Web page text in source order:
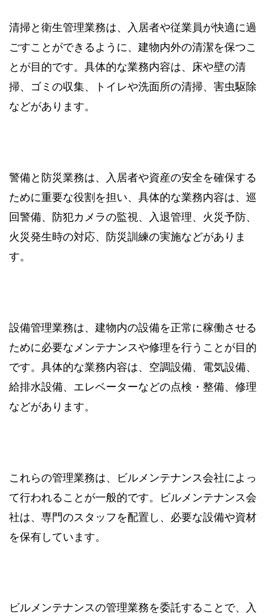
清掃と衛生管理業務は、入居者や従業員が快適に過
ごすことができるように、建物内外の清潔を保つこ
とが目的です。具体的な業務内容は、床や壁の清
掃、ゴミの収集、トイレや洗面所の清掃、害虫駆除
などがあります。
警備と防災業務は、入居者や資産の安全を確保する
ために重要な役割を担い、具体的な業務内容は、巡
回警備、防犯カメラの監視、入退管理、火災予防、
火災発生時の対応、防災訓練の実施などがありま
す。
設備管理業務は、建物内の設備を正常に稼働させる
ために必要なメンテナンスや修理を行うことが目的
です。具体的な業務内容は、空調設備、電気設備、
給排水設備、エレベーターなどの点検・整備、修理
などがあります。
これらの管理業務は、ビルメンテナンス会社によっ
て行われることが一般的です。ビルメンテナンス会
社は、専門のスタッフを配置し、必要な設備や資材
を保有しています。
ビルメンテナンスの管理業務を委託することで、入